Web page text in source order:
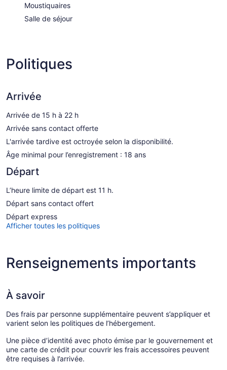
Moustiquaires
Salle de séjour
Politiques
Arrivée
Arrivée de 15 h à 22 h
Arrivée sans contact offerte
L'arrivée tardive est octroyée selon la disponibilité.
Âge minimal pour l’enregistrement : 18 ans
Départ
L’heure limite de départ est 11 h.
Départ sans contact offert
Départ express
Afficher toutes les politiques
Renseignements importants
À savoir
Des frais par personne supplémentaire peuvent s’appliquer et
varient selon les politiques de l’hébergement.
Une pièce d’identité avec photo émise par le gouvernement et
une carte de crédit pour couvrir les frais accessoires peuvent
être requises à l’arrivée.